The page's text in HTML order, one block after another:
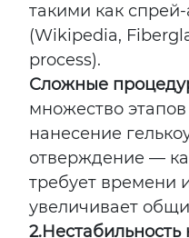
такими как
(Wikipedia,
process).
Сложные
множество
нанесение
отверждение —
требует времени
увеличивает
2.Нестабильность